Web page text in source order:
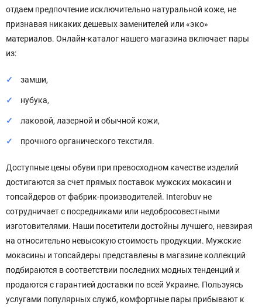
отдаем предпочтение исключительно натуральной коже, не
признавая никаких дешевых заменителей или «эко»
материалов. Онлайн-каталог нашего магазина включает пары
из:
замши,
нубука,
лаковой, лазерной и обычной кожи,
прочного органического текстиля.
Доступные цены обуви при превосходном качестве изделий
достигаются за счет прямых поставок мужских мокасин и
топсайдеров от фабрик-производителей. Interobuv не
сотрудничает с посредниками или недобросовестными
изготовителями. Наши посетители достойны лучшего, невзирая
на относительно невысокую стоимость продукции. Мужские
мокасины и топсайдеры представлены в магазине коллекций
подбираются в соответствии последних модных тенденций и
продаются с гарантией доставки по всей Украине. Пользуясь
услугами популярных служб, комфортные пары прибывают к